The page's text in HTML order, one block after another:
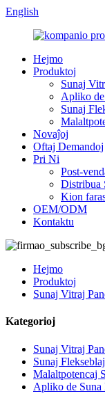
English
Hejmo
Produktoj
Sunaj
Apliko
Sunaj
Novaĵoj
Oftaj Demandoj
Pri Ni
Post-
Distribua
Kion
OEM/ODM
Kontaktu
Hejmo
Produktoj
Sunaj Vitraj
Kategorioj
Sunaj Vitraj
Sunaj
Malaltpotencaj
Apliko de Suna